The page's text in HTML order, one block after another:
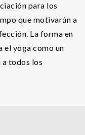
para los
que motivarán a
La forma en
el yoga como un
todos los